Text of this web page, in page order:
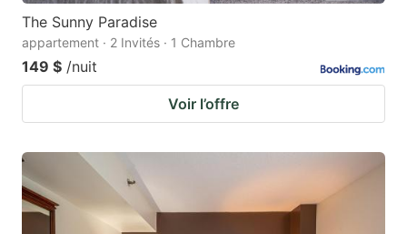
The Sunny Paradise
appartement · 2 Invités · 1 Chambre
149 $ /nuit
Voir l’offre